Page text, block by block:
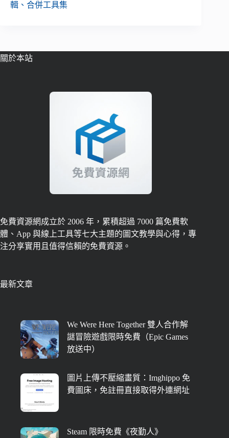
輯、合併工具集
關於本站
免費資源網成立於 2006 年，累積超過 7000 篇免費軟
體、App 與線上工具等七大主題的圖文教學與心得，專
注分享實用且值得信賴的免費資源。
最新文章
We Were Here Together 雙人合作解
謎冒險遊戲限時免費（Epic Games
放送中）
圖片上傳不壓縮畫質：Imghippo 免
費圖床，免註冊直接取得外連網址
Steam 限時免費《夜勤人》